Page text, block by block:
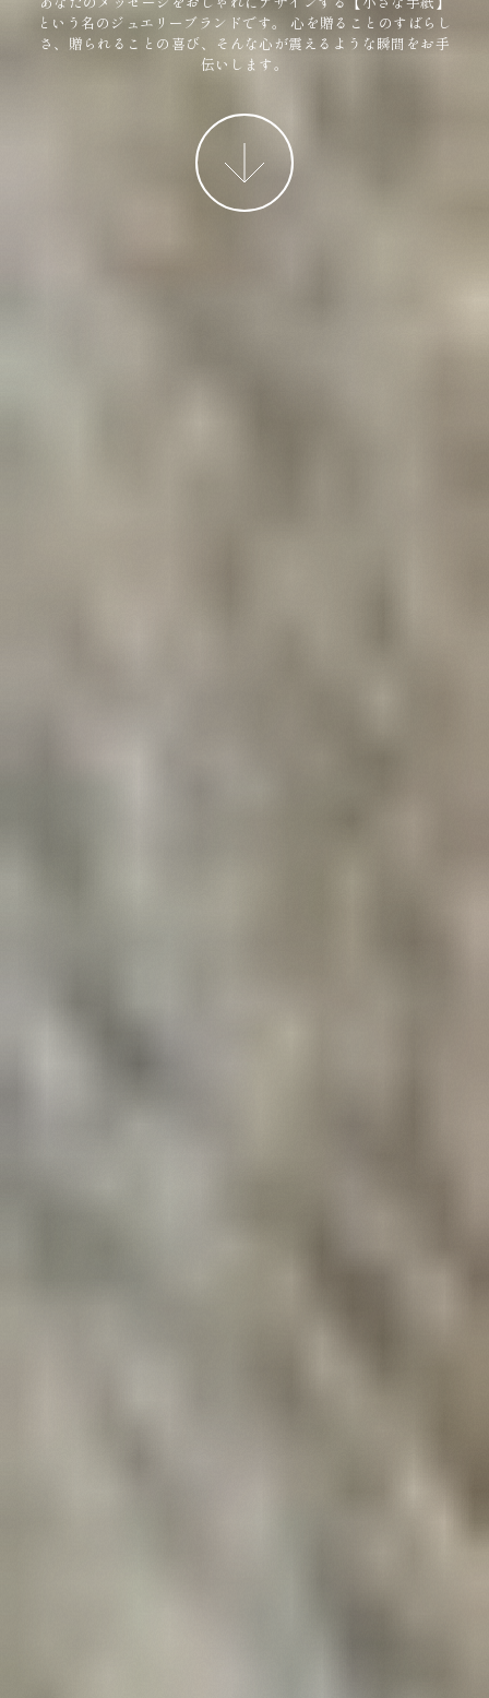
という名のジュエリーブランドです。
心を贈ることのすばらし
さ、贈られることの喜び、そんな心が震えるような瞬間をお手
伝いします。